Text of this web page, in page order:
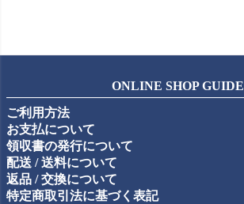
ONLINE SHOP GUIDE
ご利用方法
お支払について
領収書の発行について
配送 / 送料について
返品 / 交換について
特定商取引法に基づく表記